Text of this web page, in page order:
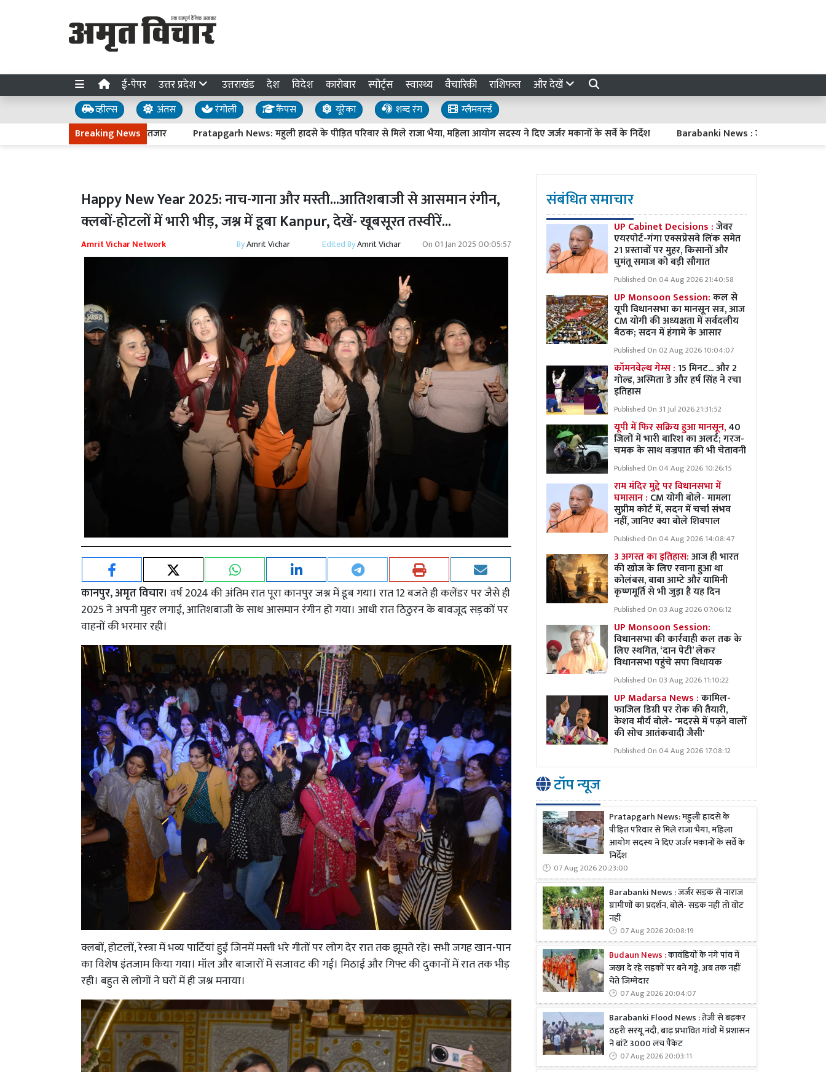
ई-पेपर उत्तर प्रदेश उत्तराखंड देश विदेश कारोबार स्पोर्ट्स स्वास्थ्य वैचारिकी राशिफल और देखें
व्हील्स अंतस रंगोली कैंपस यूरेका शब्द रंग
ग्लैमवर्ल्ड
Breaking News
रिपोर्ट का इंतजार Pratapgarh News: महुली हादसे के पीड़ित परिवार से मिले राजा भैया, महिला आयोग सदस्य ने दिए जर्जर मकानों के सर्वे के निर्देश Barabanki News : जर्जर सड़क से नाराज ग्रामीणों का प्रदर्शन,
Happy New Year 2025: नाच-गाना और मस्ती...आतिशबाजी से आसमान रंगीन,
क्लबों-होटलों में भारी भीड़, जश्न में डूबा Kanpur, देखें- खूबसूरत तस्वीरें...
Amrit Vichar Network ByAmrit Vichar Edited ByAmrit Vichar On01 Jan 2025 00:05:57
कानपुर, अमृत विचार। वर्ष 2024 की अंतिम रात पूरा कानपुर जश्न में डूब गया। रात 12 बजते ही कलेंडर पर जैसे ही
2025 ने अपनी मुहर लगाई, आतिशबाजी के साथ आसमान रंगीन हो गया। आधी रात ठिठुरन के बावजूद सड़कों पर
वाहनों की भरमार रही।
क्लबों, होटलों, रेस्त्रा में भव्य पार्टियां हुईं जिनमें मस्ती भरे गीतों पर लोग देर रात तक झूमते रहे। सभी जगह खान-पान
का विशेष इंतजाम किया गया। मॉल और बाजारों में सजावट की गई। मिठाई और गिफ्ट की दुकानों में रात तक भीड़
रही। बहुत से लोगों ने घरों में ही जश्न मनाया।
संबंधित समाचार
UP Cabinet Decisions :जेवर
एयरपोर्ट-गंगा एक्सप्रेसवे लिंक समेत
21 प्रस्तावों पर मुहर, किसानों और
घुमंतू समाज को बड़ी सौगात
Published On 04 Aug 2026 21:40:58
UP Monsoon Session:कल से
यूपी विधानसभा का मानसून सत्र, आज
CM योगी की अध्यक्षता में सर्वदलीय
बैठक; सदन में हंगामे के आसार
Published On 02 Aug 2026 10:04:07
कॉमनवेल्थ गेम्स :15 मिनट... और 2
गोल्ड, अस्मिता डे और हर्ष सिंह ने रचा
इतिहास
Published On 31 Jul 2026 21:31:52
यूपी में फिर सक्रिय हुआ मानसून,40
जिलों में भारी बारिश का अलर्ट; गरज-
चमक के साथ वज्रपात की भी चेतावनी
Published On 04 Aug 2026 10:26:15
राम मंदिर मुद्दे पर विधानसभा में
घमासान : CM योगी बोले- मामला
सुप्रीम कोर्ट में, सदन में चर्चा संभव
नहीं, जानिए क्या बोले शिवपाल
Published On 04 Aug 2026 14:08:47
3 अगस्त का इतिहास:आज ही भारत
की खोज के लिए रवाना हुआ था
कोलंबस, बाबा आम्टे और यामिनी
कृष्णमूर्ति से भी जुड़ा है यह दिन
Published On 03 Aug 2026 07:06:12
UP Monsoon Session:
विधानसभा की कार्रवाही कल तक के
लिए स्थगित, ‘दान पेटी’ लेकर
विधानसभा पहुंचे सपा विधायक
Published On 03 Aug 2026 11:10:22
UP Madarsa News :कामिल-
फाजिल डिग्री पर रोक की तैयारी,
केशव मौर्य बोले- 'मदरसे में पढ़ने वालों
की सोच आतंकवादी जैसी'
Published On 04 Aug 2026 17:08:12
टॉप न्यूज
Pratapgarh News: महुली हादसे के
पीड़ित परिवार से मिले राजा भैया, महिला
आयोग सदस्य ने दिए जर्जर मकानों के सर्वे के
निर्देश
07 Aug 2026 20:23:00
Barabanki News : जर्जर सड़क से नाराज
ग्रामीणों का प्रदर्शन, बोले- सड़क नहीं तो वोट
नहीं
07 Aug 2026 20:08:19
Budaun News :कावंडियों के नंगे पांव में
जख्म दे रहे सड़कों पर बने गड्ढे, अब तक नहीं
चेते जिम्मेदार
07 Aug 2026 20:04:07
Barabanki Flood News : तेजी से बढ़कर
ठहरी सरयू नदी, बाढ़ प्रभावित गांवों में प्रशासन
ने बांटे 3000 लंच पैकेट
07 Aug 2026 20:03:11